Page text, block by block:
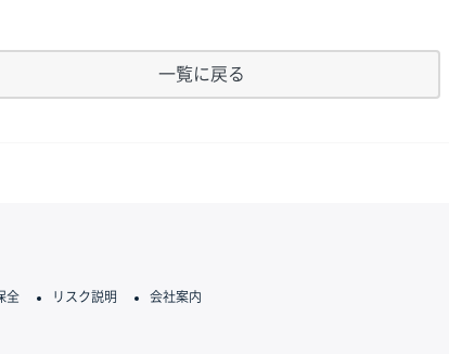
一覧に戻る
全 リスク説明 会社案内